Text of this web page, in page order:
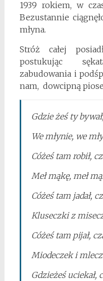
1939 rokiem, w
Bezustannie
młyna.
Stróż całej
postukując
zabudowania i
nam, dowcipną
Gdzie żeś ty
We młynie, we
Cóżeś tam robił,
Meł mąkę, meł
Cóżeś tam jadał,
Kluseczki z
Cóżeś tam pijał,
Miodeczek i
Gdzieżeś uciekał,